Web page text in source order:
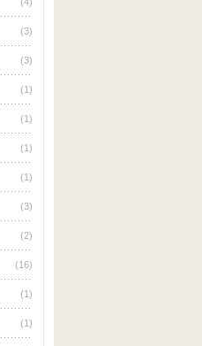
(4)
(3)
(3)
(1)
(1)
(1)
(1)
(3)
(2)
(16)
(1)
(1)